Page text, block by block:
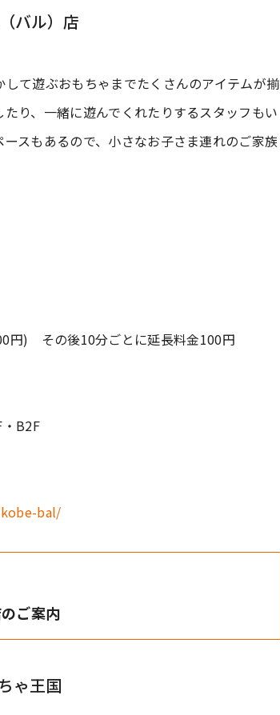
バル）店
て遊ぶおもちゃまでたくさんのアイテムが揃
り、一緒に遊んでくれたりするスタッフもい
スもあるので、小さなお子さま連れのご家族
円) その後10分ごとに延長料金100円
B2F
bal/
ご案内
ゃ王国